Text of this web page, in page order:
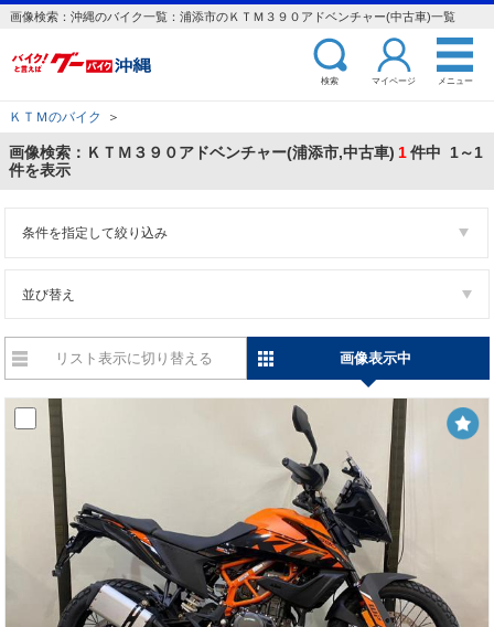
画像検索：沖縄のバイク一覧：浦添市のＫＴＭ３９０アドベンチャー(中古車)一覧
検索 マイページ メニュー
ＫＴＭのバイク ＞
画像検索：ＫＴＭ３９０アドベンチャー(浦添市,中古車) 1件中 1～1
件を表示
条件を指定して絞り込み
並び替え
リスト表示に切り替える 画像表示中